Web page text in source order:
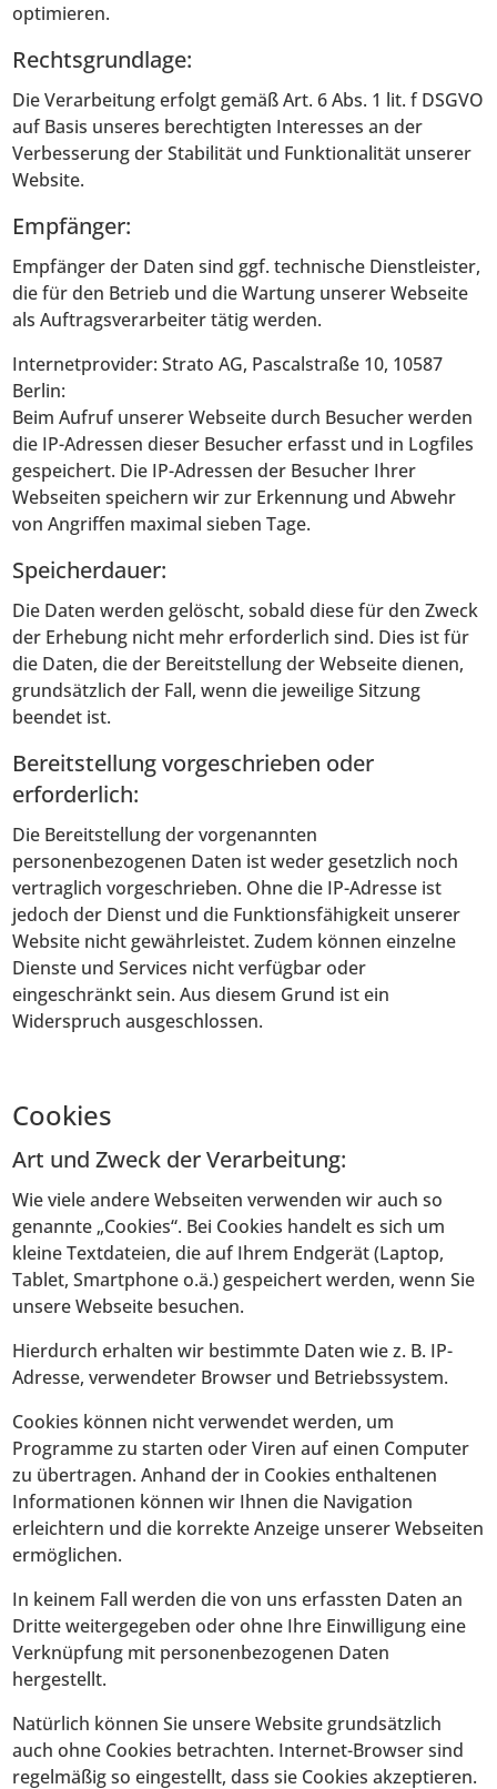
optimieren.
Rechtsgrundlage:
Die Verarbeitung erfolgt gemäß Art. 6 Abs. 1 lit. f DSGVO
auf Basis unseres berechtigten Interesses an der
Verbesserung der Stabilität und Funktionalität unserer
Website.
Empfänger:
Empfänger der Daten sind ggf. technische Dienstleister,
die für den Betrieb und die Wartung unserer Webseite
als Auftragsverarbeiter tätig werden.
Internetprovider: Strato AG, Pascalstraße 10, 10587
Berlin:
Beim Aufruf unserer Webseite durch Besucher werden
die IP-Adressen dieser Besucher erfasst und in Logfiles
gespeichert. Die IP-Adressen der Besucher Ihrer
Webseiten speichern wir zur Erkennung und Abwehr
von Angriffen maximal sieben Tage.
Speicherdauer:
Die Daten werden gelöscht, sobald diese für den Zweck
der Erhebung nicht mehr erforderlich sind. Dies ist für
die Daten, die der Bereitstellung der Webseite dienen,
grundsätzlich der Fall, wenn die jeweilige Sitzung
beendet ist.
Bereitstellung vorgeschrieben oder
erforderlich:
Die Bereitstellung der vorgenannten
personenbezogenen Daten ist weder gesetzlich noch
vertraglich vorgeschrieben. Ohne die IP-Adresse ist
jedoch der Dienst und die Funktionsfähigkeit unserer
Website nicht gewährleistet. Zudem können einzelne
Dienste und Services nicht verfügbar oder
eingeschränkt sein. Aus diesem Grund ist ein
Widerspruch ausgeschlossen.
Cookies
Art und Zweck der Verarbeitung:
Wie viele andere Webseiten verwenden wir auch so
genannte „Cookies“. Bei Cookies handelt es sich um
kleine Textdateien, die auf Ihrem Endgerät (Laptop,
Tablet, Smartphone o.ä.) gespeichert werden, wenn Sie
unsere Webseite besuchen.
Hierdurch erhalten wir bestimmte Daten wie z. B. IP-
Adresse, verwendeter Browser und Betriebssystem.
Cookies können nicht verwendet werden, um
Programme zu starten oder Viren auf einen Computer
zu übertragen. Anhand der in Cookies enthaltenen
Informationen können wir Ihnen die Navigation
erleichtern und die korrekte Anzeige unserer Webseiten
ermöglichen.
In keinem Fall werden die von uns erfassten Daten an
Dritte weitergegeben oder ohne Ihre Einwilligung eine
Verknüpfung mit personenbezogenen Daten
hergestellt.
Natürlich können Sie unsere Website grundsätzlich
auch ohne Cookies betrachten. Internet-Browser sind
regelmäßig so eingestellt, dass sie Cookies akzeptieren.